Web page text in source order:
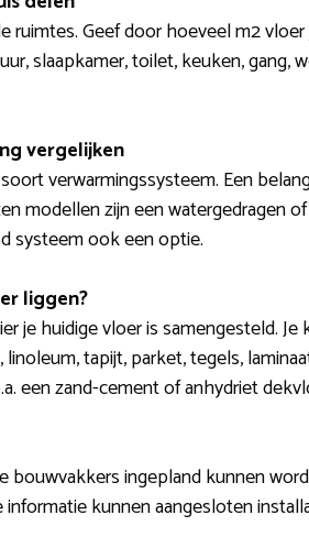
ruimtes. Geef door hoeveel m2
slaapkamer, toilet, keuken, gang,
vergelijken
verwarmingssysteem. Een
modellen zijn een
systeem ook een optie.
liggen?
je huidige vloer is samengesteld.
tapijt, parket, tegels,
een zand-cement of anhydriet
bouwvakkers ingepland kunnen
informatie kunnen aangesloten